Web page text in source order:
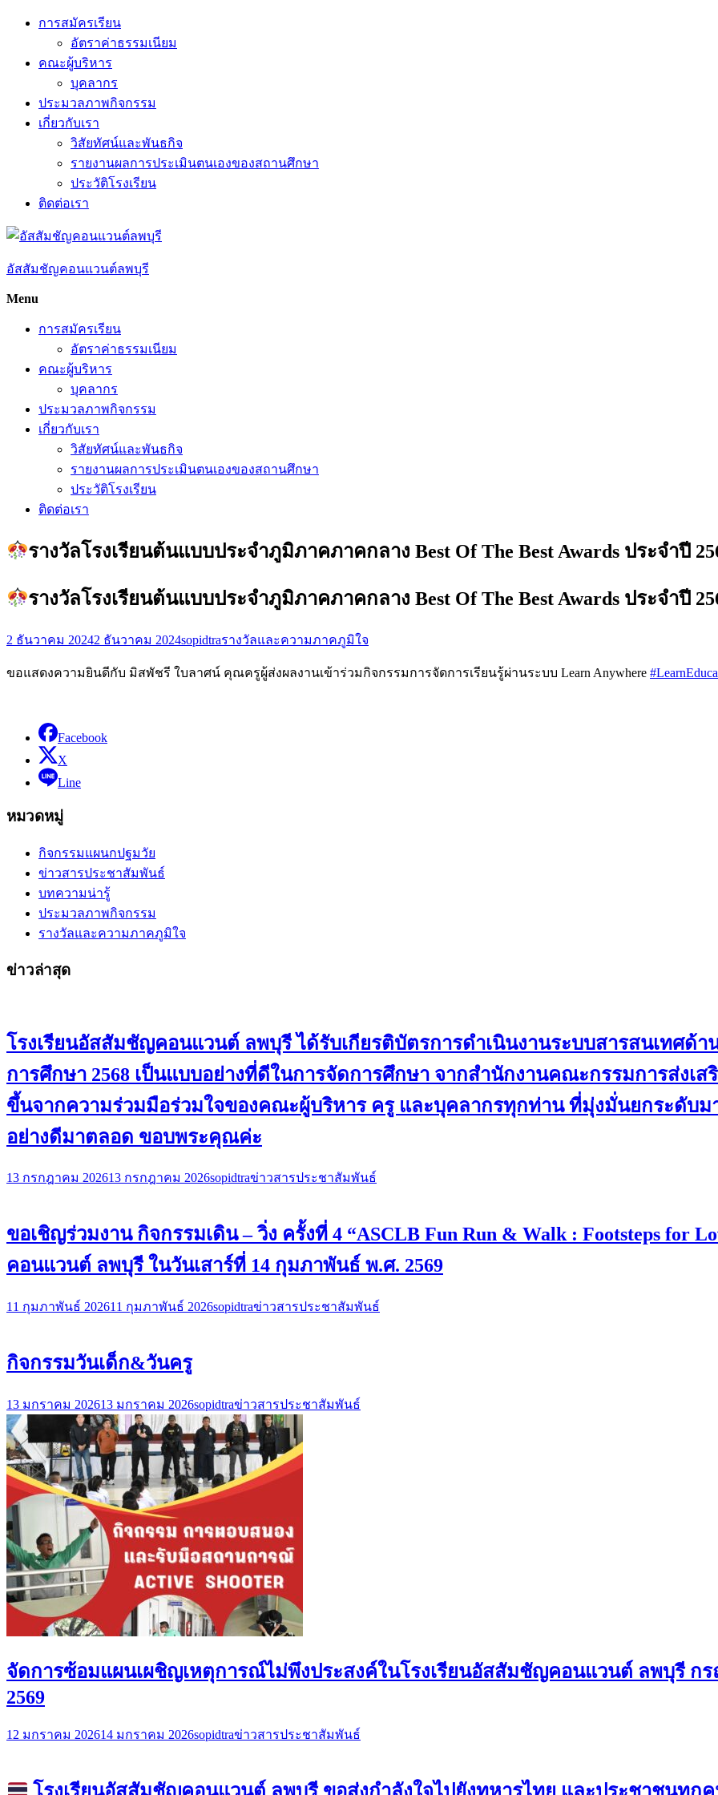
Skip
การสมัครเรียน
อัตราค่าธรรมเนียม
คณะผู้บริหาร
บุคลากร
ประมวลภาพกิจกรรม
เกี่ยวกับเรา
วิสัยทัศน์และพันธกิจ
รายงานผลการประเมินตนเองของสถานศึกษา
ประวัติโรงเรียน
ติดต่อเรา
อัสสัมชัญคอนแวนต์ลพบุรี
Menu
การสมัครเรียน
อัตราค่าธรรมเนียม
คณะผู้บริหาร
บุคลากร
ประมวลภาพกิจกรรม
เกี่ยวกับเรา
วิสัยทัศน์และพันธกิจ
รายงานผลการประเมินตนเองของสถานศึกษา
ประวัติโรงเรียน
ติดต่อเรา
รางวัลโรงเรียนต้นแบบประจำภูมิภาคภาคกลาง Best Of The Best Awards ประจำปี
รางวัลโรงเรียนต้นแบบประจำภูมิภาคภาคกลาง Best Of The Best Awards ประจำปี
2 ธันวาคม 20242 ธันวาคม 2024sopidtraรางวัลและความภาคภูมิใจ
ขอแสดงความยินดีกับ มิสพัชรี ใบลาศน์ คุณครูผู้ส่งผลงานเข้าร่วมกิจกรรมการจัดการเรียนรู้ผ่านระบบ Learn Anywhere
Facebook
X
Line
หมวดหมู่
กิจกรรมแผนกปฐมวัย
ข่าวสารประชาสัมพันธ์
บทความน่ารู้
ประมวลภาพกิจกรรม
รางวัลและความภาคภูมิใจ
ข่าวล่าสุด
โรงเรียนอัสสัมชัญคอนแวนต์ ลพบุรี ได้รับเกียรติบัตรการดำเนินงานระบบสารสนเทศด้
การศึกษา 2568 เป็นแบบอย่างที่ดีในการจัดการศึกษา จากสำนักงานคณะกรรมการส่งเส
ขึ้นจากความร่วมมือร่วมใจของคณะผู้บริหาร ครู และบุคลากรทุกท่าน ที่มุ่งมั่นยกระดับม
อย่างดีมาตลอด ขอบพระคุณค่ะ
13 กรกฎาคม 202613 กรกฎาคม 2026sopidtraข่าวสารประชาสัมพันธ์
ขอเชิญร่วมงาน กิจกรรมเดิน – วิ่ง ครั้งที่ 4 “ASCLB Fun Run & Walk : Footsteps for
คอนแวนต์ ลพบุรี ในวันเสาร์ที่ 14 กุมภาพันธ์ พ.ศ. 2569
11 กุมภาพันธ์ 202611 กุมภาพันธ์ 2026sopidtraข่าวสารประชาสัมพันธ์
กิจกรรมวันเด็ก&วันครู
13 มกราคม 202613 มกราคม 2026sopidtraข่าวสารประชาสัมพันธ์
จัดการซ้อมแผนเผชิญเหตุการณ์ไม่พึงประสงค์ในโรงเรียนอัสสัมชัญคอนแวนต์ ลพบุรี ก
2569
12 มกราคม 202614 มกราคม 2026sopidtraข่าวสารประชาสัมพันธ์
โรงเรียนอัสสัมชัญคอนแวนต์ ลพบุรี ขอส่งกำลังใจไปยังทหารไทย และประชาชนทุ